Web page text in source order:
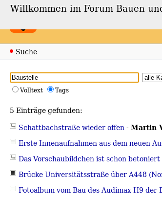
Forum Bauen
Suche
Volltext Tags
5 Einträge gefunden:
Schattbachstraße wieder offen- Martin
Erste Innenaufnahmen aus dem neuen
Das Vorschaubildchen ist schon betoniert
Brücke Universitätsstraße über A448
Fotoalbum vom Bau des Audimax H9 der
Willkommen im Forum Bauen